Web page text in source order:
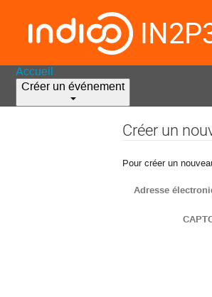
Accueil
Créer un événement
Créer un
Pour créer un
Adresse